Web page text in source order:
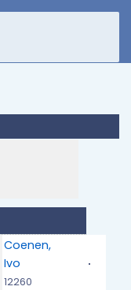
Coenen,
Ivo
12260